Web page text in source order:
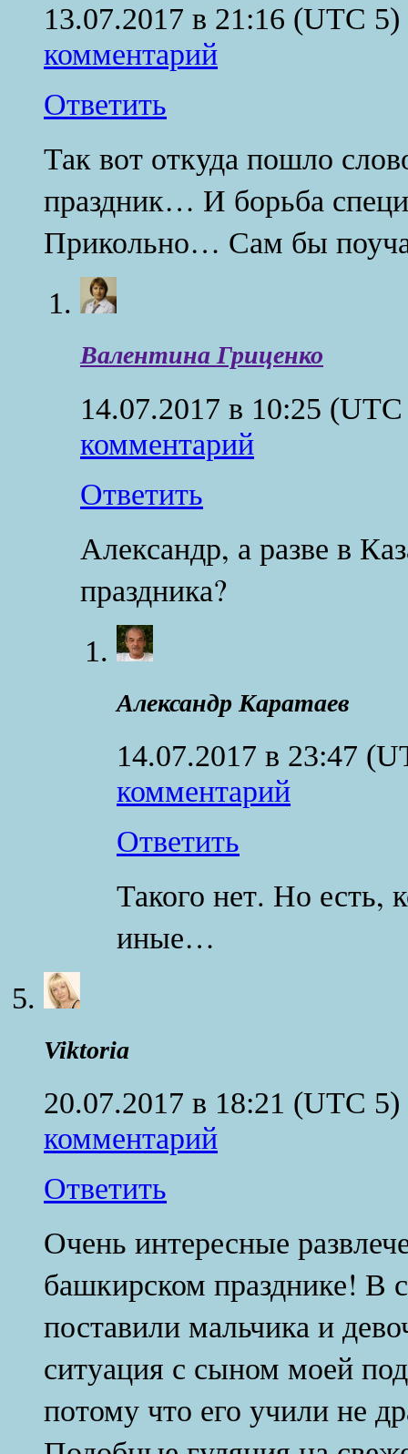
13.07.2017 в 21:16 (UTC 5)
комментарий
Ответить
Так вот откуда пошло
праздник… И борьба
Прикольно… Сам бы
Валентина Гриценко
14.07.2017 в 10:25
комментарий
Ответить
Александр, а разве в
праздника?
Александр Каратаев
14.07.2017 в 23:47
комментарий
Ответить
Такого нет. Но есть,
иные…
Viktoria
20.07.2017 в 18:21 (UTC 5)
комментарий
Ответить
Очень интересные
башкирском празднике! В
поставили мальчика и
ситуация с сыном моей
потому что его учили не